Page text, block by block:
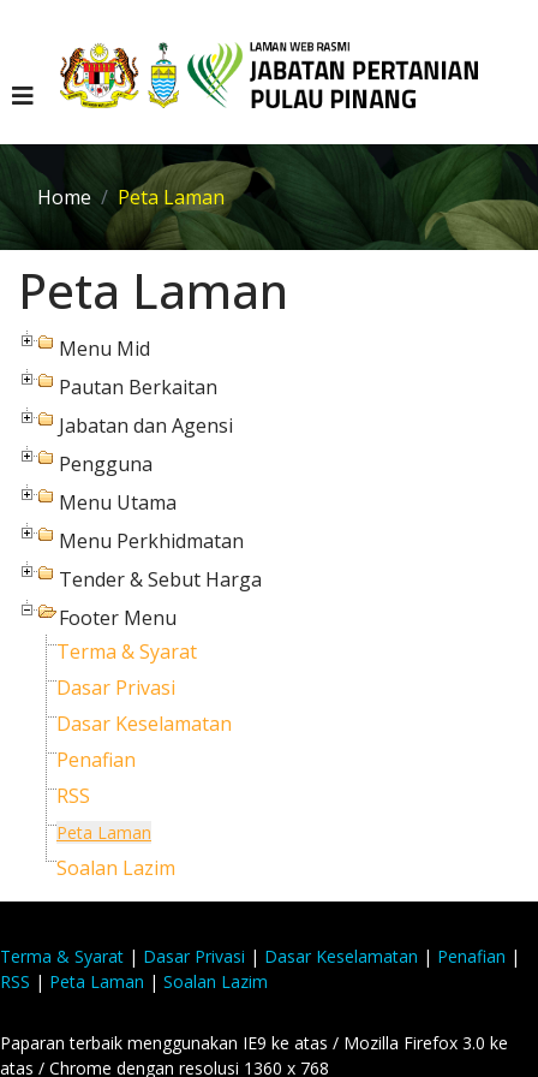
Home Peta Laman
Peta Laman
Menu Mid
Pautan Berkaitan
Jabatan dan Agensi
Pengguna
Menu Utama
Menu Perkhidmatan
Tender & Sebut Harga
Footer Menu
Terma & Syarat
Dasar Privasi
Dasar Keselamatan
Penafian
RSS
Peta Laman
Soalan Lazim
Terma & Syarat | Dasar Privasi | Dasar Keselamatan | Penafian |
RSS | Peta Laman | Soalan Lazim
Paparan terbaik menggunakan IE9 ke atas / Mozilla Firefox 3.0 ke
atas / Chrome dengan resolusi 1360 x 768